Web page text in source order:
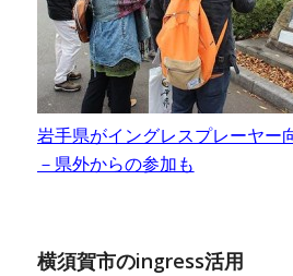
岩手県がイングレスプレーヤー
－県外からの参加も
横須賀市のingress活用